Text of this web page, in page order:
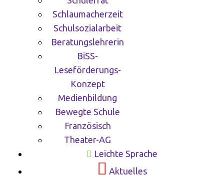
Schlaumacherzeit
Schulsozialarbeit
Beratungslehrerin
BiSS-
Leseförderungs-
Konzept
Medienbildung
Bewegte Schule
Französisch
Theater-AG
Leichte Sprache
Aktuelles